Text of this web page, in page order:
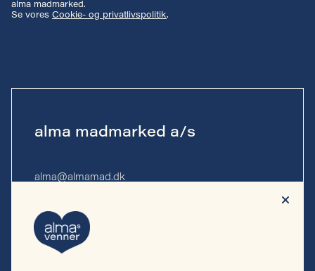
alma madmarked.
Se vores Cookie- og privatlivspolitik.
alma madmarked a/s
alma@almamad.dk
CVR-nr. 44 89 27 23